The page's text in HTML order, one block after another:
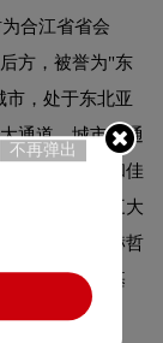
合江省省会
方，被誉为"东
，处于东北亚
通道。城市交通
哈佳、牡佳和佳
里拥有世界三大
独具特色的赫哲
商品粮生产基
不再弹出